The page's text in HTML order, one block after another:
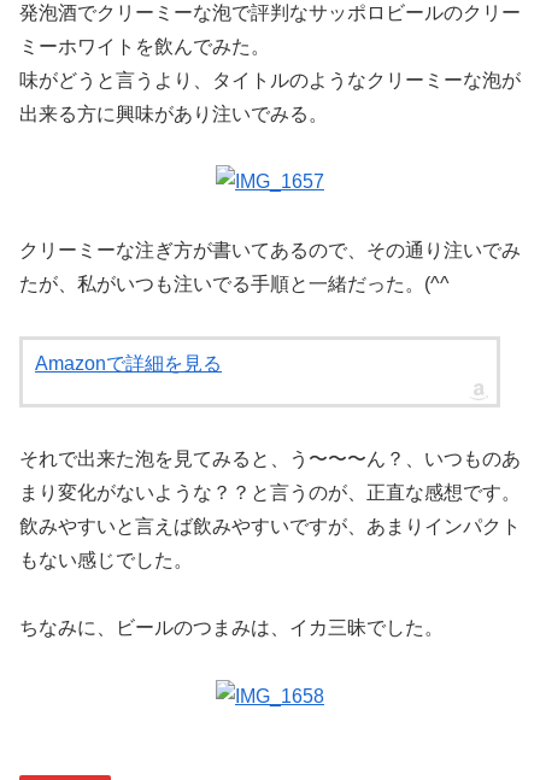
発泡酒でクリーミーな泡で評判なサッポロビールのクリー
ミーホワイトを飲んでみた。
味がどうと言うより、タイトルのようなクリーミーな泡が
出来る方に興味があり注いでみる。
クリーミーな注ぎ方が書いてあるので、その通り注いでみ
たが、私がいつも注いでる手順と一緒だった。(^^ゞ
Amazonで詳細を見る
それで出来た泡を見てみると、う〜〜〜ん？、いつものあ
まり変化がないような？？と言うのが、正直な感想です。
飲みやすいと言えば飲みやすいですが、あまりインパクト
もない感じでした。
ちなみに、ビールのつまみは、イカ三昧でした。